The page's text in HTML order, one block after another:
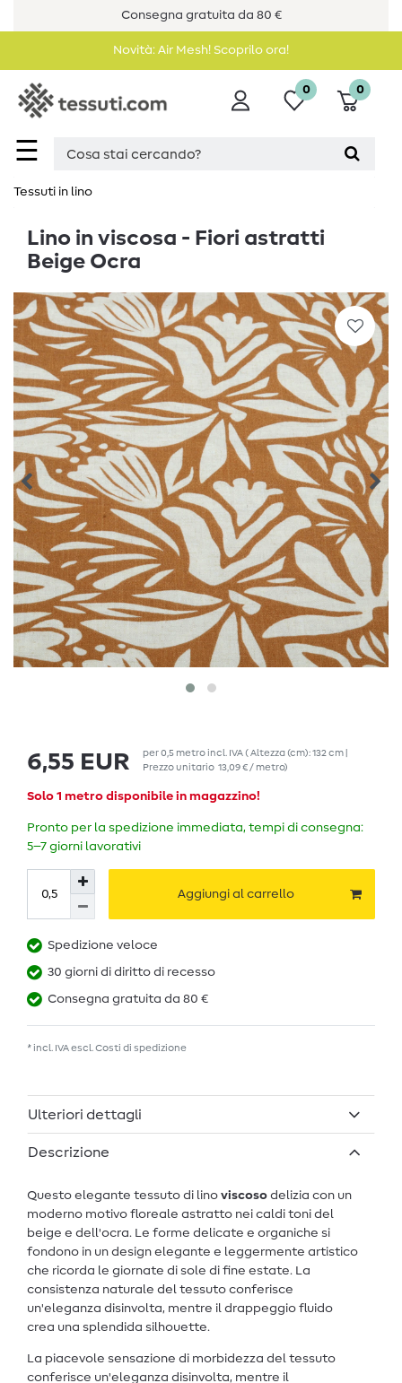
Consegna gratuita da 80 €
Novità: Air Mesh! Scoprilo ora!
☰
0 0
Tessuti in lino
Lino in viscosa - Fiori astratti
Beige Ocra
6,55 EUR per0,5 metro incl. IVA( Altezza (cm): 132 cm |
Prezzo unitario 13,09 € / metro)
Solo 1 metro disponibile in magazzino!
Pronto per la spedizione immediata, tempi di consegna:
5–7 giorni lavorativi
Aggiungi al carrello
Spedizione veloce
30 giorni di diritto di recesso
Consegna gratuita da 80 €
* incl. IVA escl.Costi di spedizione
Ulteriori dettagli
Descrizione
Questo elegante tessuto di lino viscoso delizia con un
moderno motivo floreale astratto nei caldi toni del
beige e dell'ocra. Le forme delicate e organiche si
fondono in un design elegante e leggermente artistico
che ricorda le giornate di sole di fine estate. La
consistenza naturale del tessuto conferisce
un'eleganza disinvolta, mentre il drappeggio fluido
crea una splendida silhouette.
La piacevole sensazione di morbidezza del tessuto
conferisce un'eleganza disinvolta, mentre il